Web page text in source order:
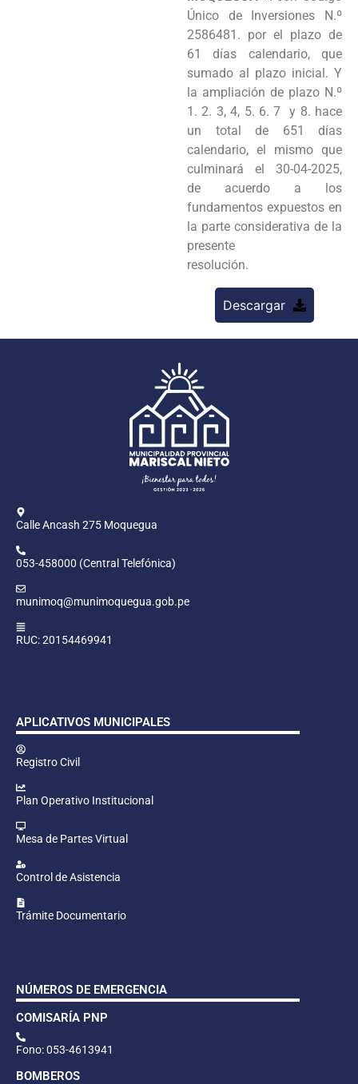
Único de Inversiones N.º
2586481. por el plazo de
61 días calendario, que
sumado al plazo inicial. Y
la ampliación de plazo N.º
1. 2. 3, 4, 5. 6. 7 y 8. hace
un total de 651 días
calendario, el mismo que
culminará el 30-04-2025,
de acuerdo a los
fundamentos expuestos en
la parte considerativa de la
presente
resolución.
Descargar
Calle Ancash 275 Moquegua
053-458000 (Central Telefónica)
munimoq@munimoquegua.gob.pe
RUC: 20154469941
APLICATIVOS MUNICIPALES
Registro Civil
Plan Operativo Institucional
Mesa de Partes Virtual
Control de Asistencia
Trámite Documentario
NÚMEROS DE EMERGENCIA
COMISARÍA PNP
Fono: 053-4613941
BOMBEROS